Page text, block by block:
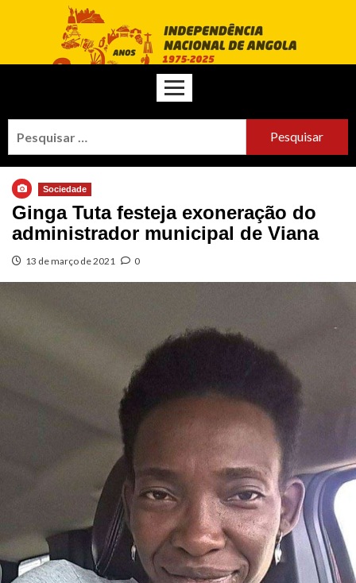
Sociedade
Ginga Tuta festeja exoneração do
administrador municipal de Viana
13 de março de 2021 0